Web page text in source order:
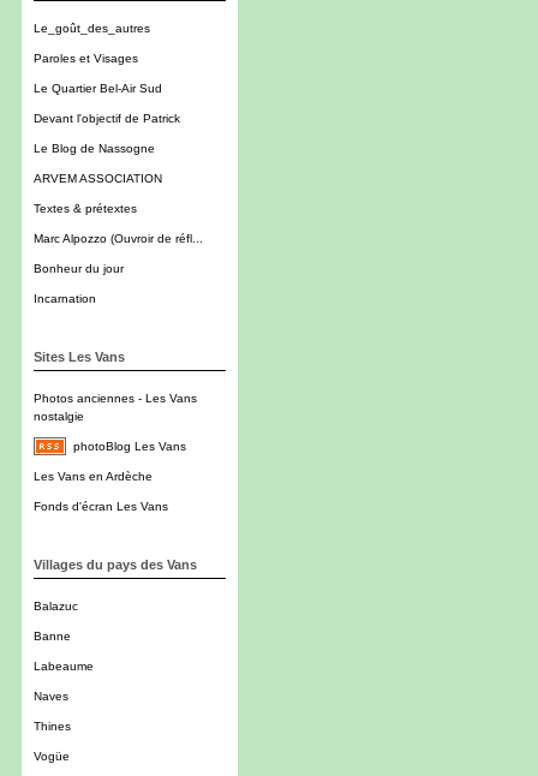
Le_goût_des_autres
Paroles et Visages
Le Quartier Bel-Air Sud
Devant l'objectif de Patrick
Le Blog de Nassogne
ARVEM ASSOCIATION
Textes & prétextes
Marc Alpozzo (Ouvroir de réfl...
Bonheur du jour
Incarnation
Sites Les Vans
Photos anciennes - Les Vans
nostalgie
photoBlog Les Vans
Les Vans en Ardèche
Fonds d'écran Les Vans
Villages du pays des Vans
Balazuc
Banne
Labeaume
Naves
Thines
Vogüe